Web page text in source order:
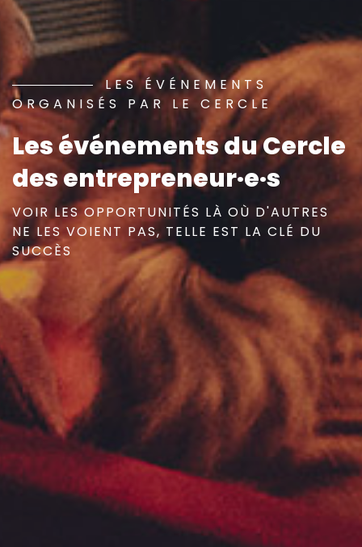
LES ÉVÉNEMENTS
ORGANISÉS PAR LE CERCLE
Les événements du Cercle
des entrepreneur·e·s
VOIR LES OPPORTUNITÉS LÀ OÙ D'AUTRES
NE LES VOIENT PAS, TELLE EST LA CLÉ DU
SUCCÈS